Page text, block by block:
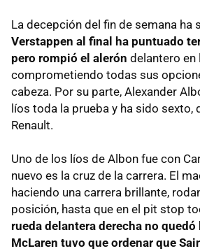
La decepción del fin de semana ha
Verstappen al final ha puntuado
pero rompió el alerón delantero en
comprometiendo todas sus
cabeza. Por su parte, Alexander
líos toda la prueba y ha sido sexto,
Renault.
Uno de los líos de Albon fue con
nuevo es la cruz de la carrera. El
haciendo una carrera brillante,
posición, hasta que en el pit stop
rueda delantera derecha no
McLaren tuvo que ordenar que